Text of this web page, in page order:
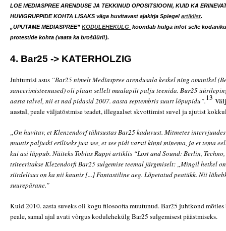
LOE MEDIASPREE ARENDUSE JA TEKKINUD OPOSITSIOONI, KUID KA
HUVIGRUPPIDE KOHTA LISAKS väga huvitavast ajakirja Spiegelartiklist.
„UPUTAME MEDIASPREE” KODULEHEKÜLG koondab hulga infot selle
protestide kohta (vaata ka brošüüri!).
4. Bar25 -> KATERHOLZIG
Juhtumisi asus “Bar25 nimelt Mediaspree arendusala keskel ning omanikel
saneerimisteenused) oli plaan sellelt maalapilt palju teenida.Bar25
aasta talvel, nii et nad pidasid 2007. aasta septembris suurt lõpupidu”.13
aastal, peale väljatõstmise teadet, illegaalset skvottimist suvel ja ajutist
„On huvitav, et Klenzendorf tähtsustas Bar25 kaduvust. Mitmetes
muutis paljuski eriliseks just see, et see pidi varsti kinni minema, ja et tema
kui asi läppub. Näiteks Tobias Rappi artiklis “Lost and Sound: Berlin,
tsiteeritakse Klezendorfi Bar25 sulgemise teemal järgmiselt: „Mingil hetkel
siirdelisus on ka nii kaunis [...] Fantastiline aeg. Lõpetatud peatükk. Nii
suurepärane.”
Kuid 2010. aasta suveks oli kogu filosoofia muutunud. Bar25 juhtkond mõtles
peale, samal ajal avati võrgus kodulehekülg Bar25 sulgemisest päästmiseks.